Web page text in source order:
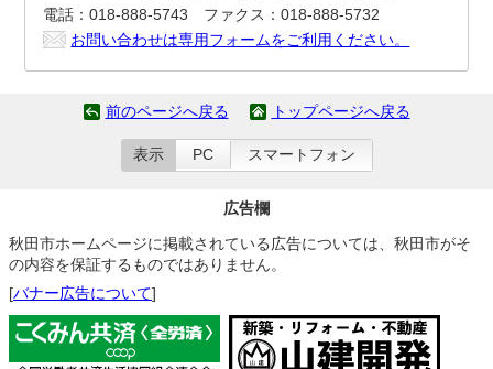
電話：018-888-5743 ファクス：018-888-5732
お問い合わせは専用フォームをご利用ください。
前のページへ戻る トップページへ戻る
表示 PC スマートフォン
広告欄
秋田市ホームページに掲載されている広告については、秋田市がそ
の内容を保証するものではありません。
[バナー広告について]